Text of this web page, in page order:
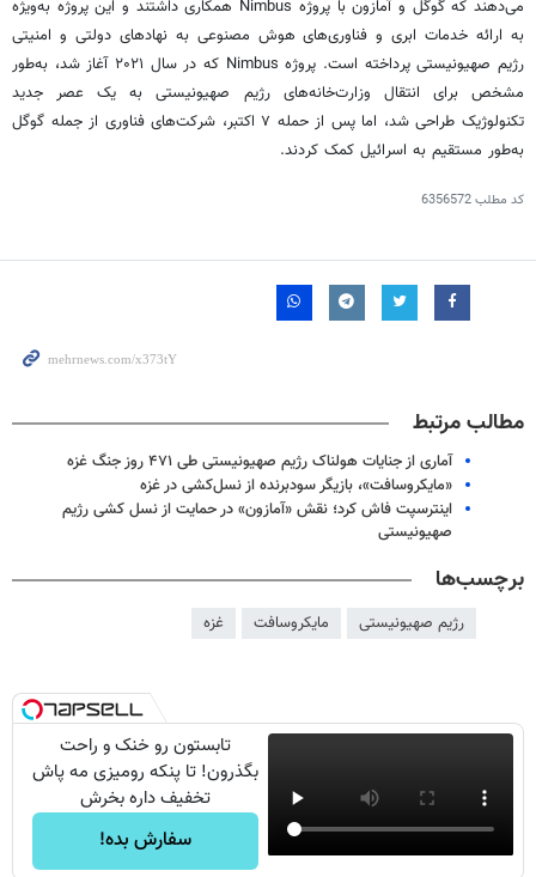
می‌دهند که گوگل و آمازون با پروژه Nimbus همکاری داشتند و این پروژه به‌ویژه
به ارائه خدمات ابری و فناوری‌های هوش مصنوعی به نهادهای دولتی و امنیتی
رژیم صهیونیستی پرداخته است. پروژه Nimbus که در سال ۲۰۲۱ آغاز شد، به‌طور
مشخص برای انتقال وزارت‌خانه‌های رژیم صهیونیستی به یک عصر جدید
تکنولوژیک طراحی شد، اما پس از حمله ۷ اکتبر، شرکت‌های فناوری از جمله گوگل
به‌طور مستقیم به اسرائیل کمک کردند.
کد مطلب6356572
مطالب مرتبط
آماری از جنایات هولناک رژیم صهیونیستی طی ۴۷۱ روز جنگ غزه
«مایکروسافت»، بازیگر سودبرنده از نسل‌کشی در غزه
اینترسپت فاش کرد؛ نقش «آمازون» در حمایت از نسل کشی رژیم
صهیونیستی
برچسب‌ها
رژیم صهیونیستی مایکروسافت غزه
تابستون رو خنک و راحت
بگذرون! تا پنکه رومیزی مه پاش
تخفیف داره بخرش
سفارش بده!